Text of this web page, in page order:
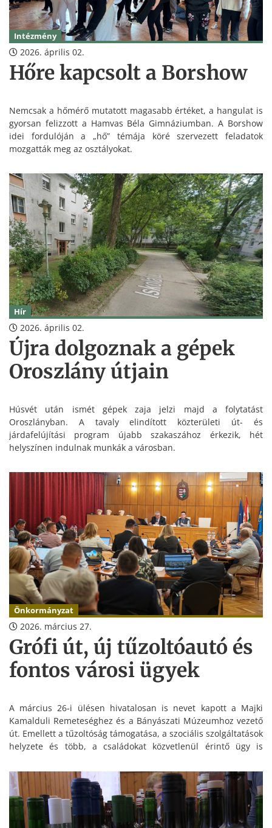
Intézmény
2026. április 02.
Hőre kapcsolt a Borshow
Nemcsak a hőmérő mutatott magasabb értéket, a hangulat is
gyorsan felizzott a Hamvas Béla Gimnáziumban. A Borshow
idei fordulóján a „hő” témája köré szervezett feladatok
mozgatták meg az osztályokat.
Hír
2026. április 02.
Újra dolgoznak a gépek
Oroszlány útjain
Húsvét után ismét gépek zaja jelzi majd a folytatást
Oroszlányban. A tavaly elindított közterületi út- és
járdafelújítási program újabb szakaszához érkezik, hét
helyszínen indulnak munkák a városban.
Önkormányzat
2026. március 27.
Grófi út, új tűzoltóautó és
fontos városi ügyek
A március 26-i ülésen hivatalosan is nevet kapott a Majki
Kamalduli Remeteséghez és a Bányászati Múzeumhoz vezető
út. Emellett a tűzoltóság támogatása, a szociális szolgáltatások
helyzete és több, a családokat közvetlenül érintő ügy is